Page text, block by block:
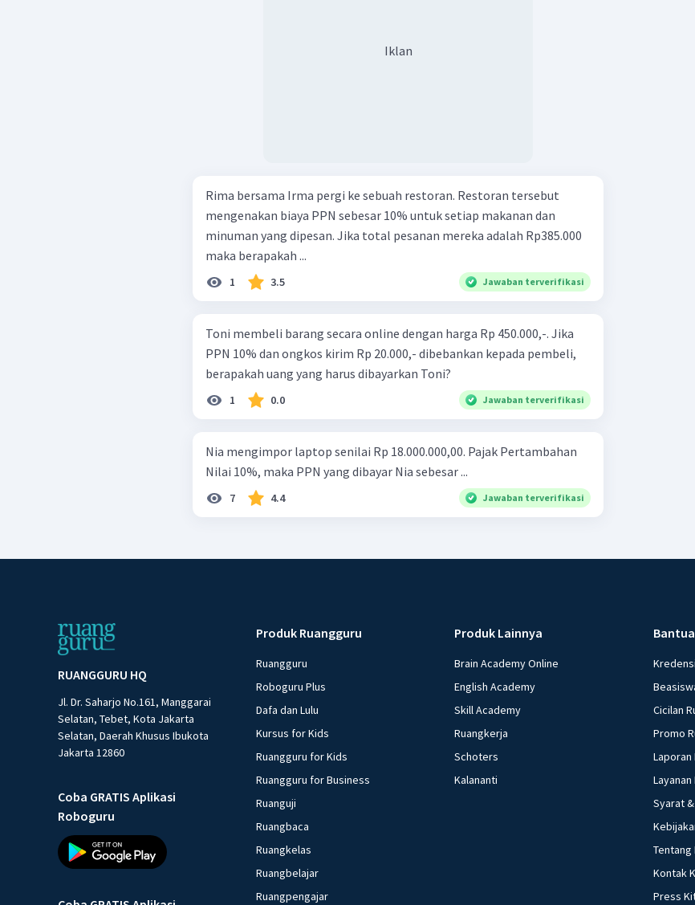
Iklan
Rima bersama Irma pergi ke sebuah restoran. Restoran tersebut
mengenakan biaya PPN sebesar 10% untuk setiap makanan dan
minuman yang dipesan. Jika total pesanan mereka adalah Rp385.000
maka berapakah ...
1 3.5 Jawaban terverifikasi
Toni membeli barang secara online dengan harga Rp 450.000,-. Jika
PPN 10% dan ongkos kirim Rp 20.000,- dibebankan kepada pembeli,
berapakah uang yang harus dibayarkan Toni?
1 0.0 Jawaban terverifikasi
Nia mengimpor laptop senilai Rp 18.000.000,00. Pajak Pertambahan
Nilai 10%, maka PPN yang dibayar Nia sebesar ...
7 4.4 Jawaban terverifikasi
RUANGGURU HQ
Jl. Dr. Saharjo No.161, Manggarai
Selatan, Tebet, Kota Jakarta
Selatan, Daerah Khusus Ibukota
Jakarta 12860
Coba GRATIS Aplikasi
Roboguru
Produk Ruangguru
Ruangguru
Roboguru Plus
Dafa dan Lulu
Kursus for Kids
Ruangguru for Kids
Ruangguru for Business
Ruanguji
Ruangbaca
Ruangkelas
Ruangbelajar
Ruangpengajar
Produk Lainnya
Brain Academy Online
English Academy
Skill Academy
Ruangkerja
Schoters
Kalananti
Cicilan
Promo
Laporan
Syarat
Tentang
Kontak
Press